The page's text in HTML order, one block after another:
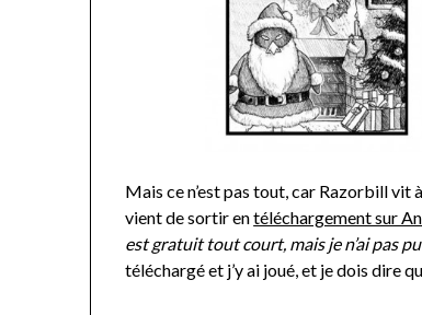
Mais ce n’est pas tout, car Razorbill vit
vient de sortir entéléchargement sur
est gratuit tout court, mais je n’ai pas
téléchargé et j’y ai joué, et je dois dire